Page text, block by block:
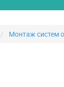
Монтаж систем